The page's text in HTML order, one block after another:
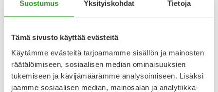
Suostumus Yksityiskohdat Tietoja
Tämä sivusto käyttää evästeitä
Käytämme evästeitä tarjoamamme sisällön ja mainosten
räätälöimiseen, sosiaalisen median ominaisuuksien
tukemiseen ja kävijämäärämme analysoimiseen. Lisäksi
jaamme sosiaalisen median, mainosalan ja analytiikka-
poistaa ihokarvat läheltä juurta toimien myös lyhyisiin
karvoihin. Uudistettu koostumus tekee ihon silkinsileäksi
ei ole häiritsevää ammoniakin hajua.
Tuoteom
Näytä koko kuvaus